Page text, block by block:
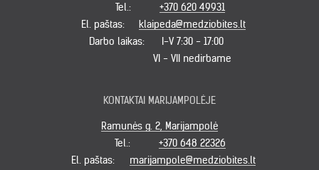
Tel.:
+370 620 49931
El. paštas:
klaipeda@medziobites.lt
Darbo laikas:
I-V 7:30 - 17:00
VI - VII nedirbame
KONTAKTAI MARIJAMPOLĖJE
Ramunės g. 2, Marijampolė
Tel.:
+370 648 22326
El. paštas:
marijampole@medziobites.lt